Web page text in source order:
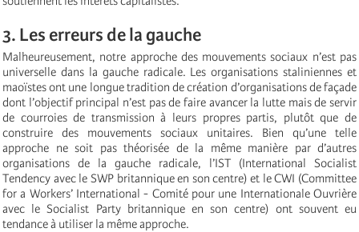
3. Les erreurs de la gauche
Malheureusement, notre approche des mouvements sociaux n’est pas
universelle dans la gauche radicale. Les organisations staliniennes et
maoïstes ont une longue tradition de création d’organisations de façade
dont l’objectif principal n’est pas de faire avancer la lutte mais de servir
de courroies de transmission à leurs propres partis, plutôt que de
construire des mouvements sociaux unitaires. Bien qu’une telle
approche ne soit pas théorisée de la même manière par d’autres
organisations de la gauche radicale, l’IST (International Socialist
Tendency avec le SWP britannique en son centre) et le CWI (Committee
for a Workers’ International - Comité pour une Internationale Ouvrière
avec le Socialist Party britannique en son centre) ont souvent eu
tendance à utiliser la même approche.